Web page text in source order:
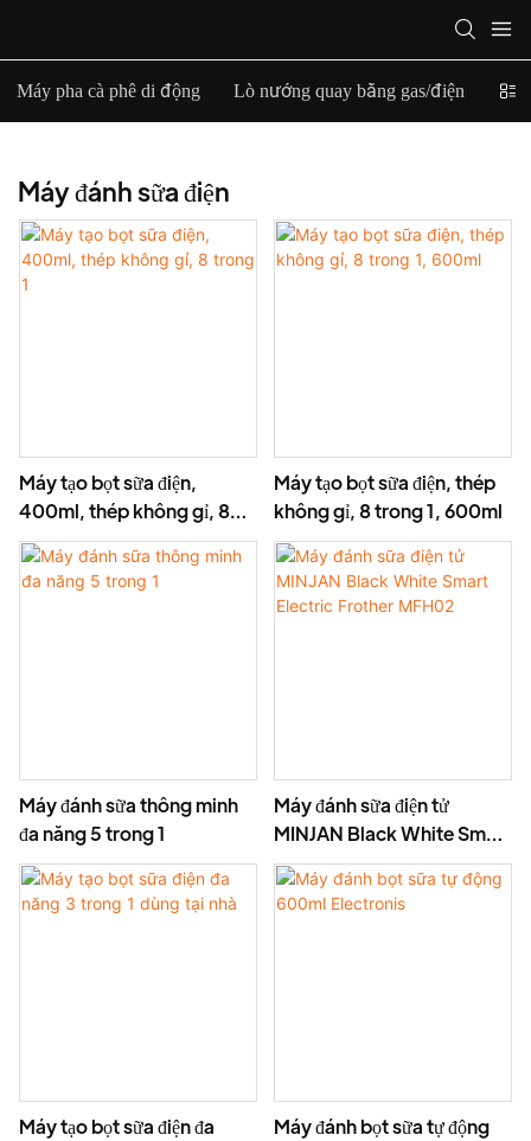
Máy pha cà phê di động Lò nướng quay bằng gas/điện
Máy đánh sữa điện
Máy tạo bọt sữa điện,
400ml, thép không gỉ, 8
trong 1
Máy tạo bọt sữa điện, thép
không gỉ, 8 trong 1, 600ml
Máy đánh sữa thông minh
đa năng 5 trong 1
Máy đánh sữa điện tử
MINJAN Black White Smart
Electric Frother MFH02
Máy tạo bọt sữa điện đa
Máy đánh bọt sữa tự động